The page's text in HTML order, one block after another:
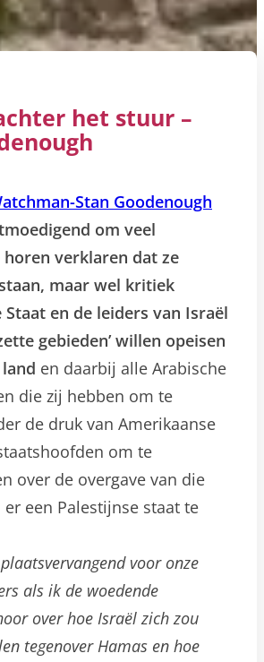
het stuur –
om veel
horen verklaren dat ze
maar wel kritiek
Staat en de leiders van Israël
gebieden’ willen opeisen
en daarbij alle Arabische
die zij hebben om te
de druk van Amerikaanse
om te
over de overgave van die
een Palestijnse staat te
voor onze
als ik de woedende
over hoe Israël zich zou
tegenover Hamas en hoe